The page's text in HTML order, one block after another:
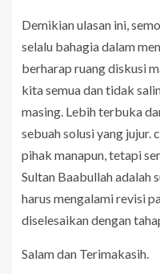
Demikian ulasan ini,
selalu bahagia dalam
berharap ruang diskusi
kita semua dan tidak
masing. Lebih terbuka
sebuah solusi yang jujur.
pihak manapun, tetapi
Sultan Baabullah adalah
harus mengalami revisi
diselesaikan dengan
Salam dan Terimakasih.